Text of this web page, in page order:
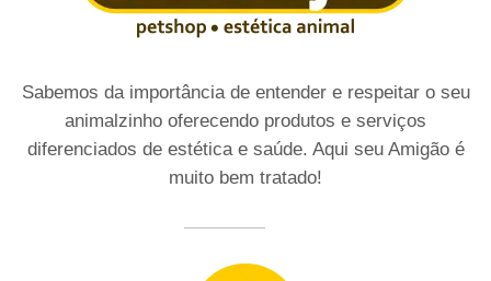
Sabemos da importância de entender e respeitar o seu
animalzinho oferecendo produtos e serviços
diferenciados de estética e saúde. Aqui seu Amigão é
muito bem tratado!